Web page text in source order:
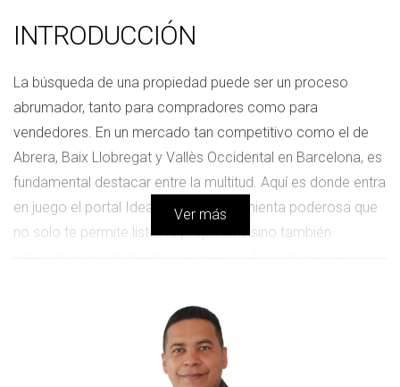
INTRODUCCIÓN
La búsqueda de una propiedad puede ser un proceso
abrumador, tanto para compradores como para
vendedores. En un mercado tan competitivo como el de
Abrera, Baix Llobregat y Vallès Occidental en Barcelona, es
fundamental destacar entre la multitud. Aquí es donde entra
en juego el portal Idealista, una herramienta poderosa que
no solo te permite listar tu propiedad, sino también
guiaremos a través de las diferentes herramientas
disponibles en Idealista y cómo utilizarlas para hacer que tu
anuncio sea más atractivo y efectivo.
Ver más